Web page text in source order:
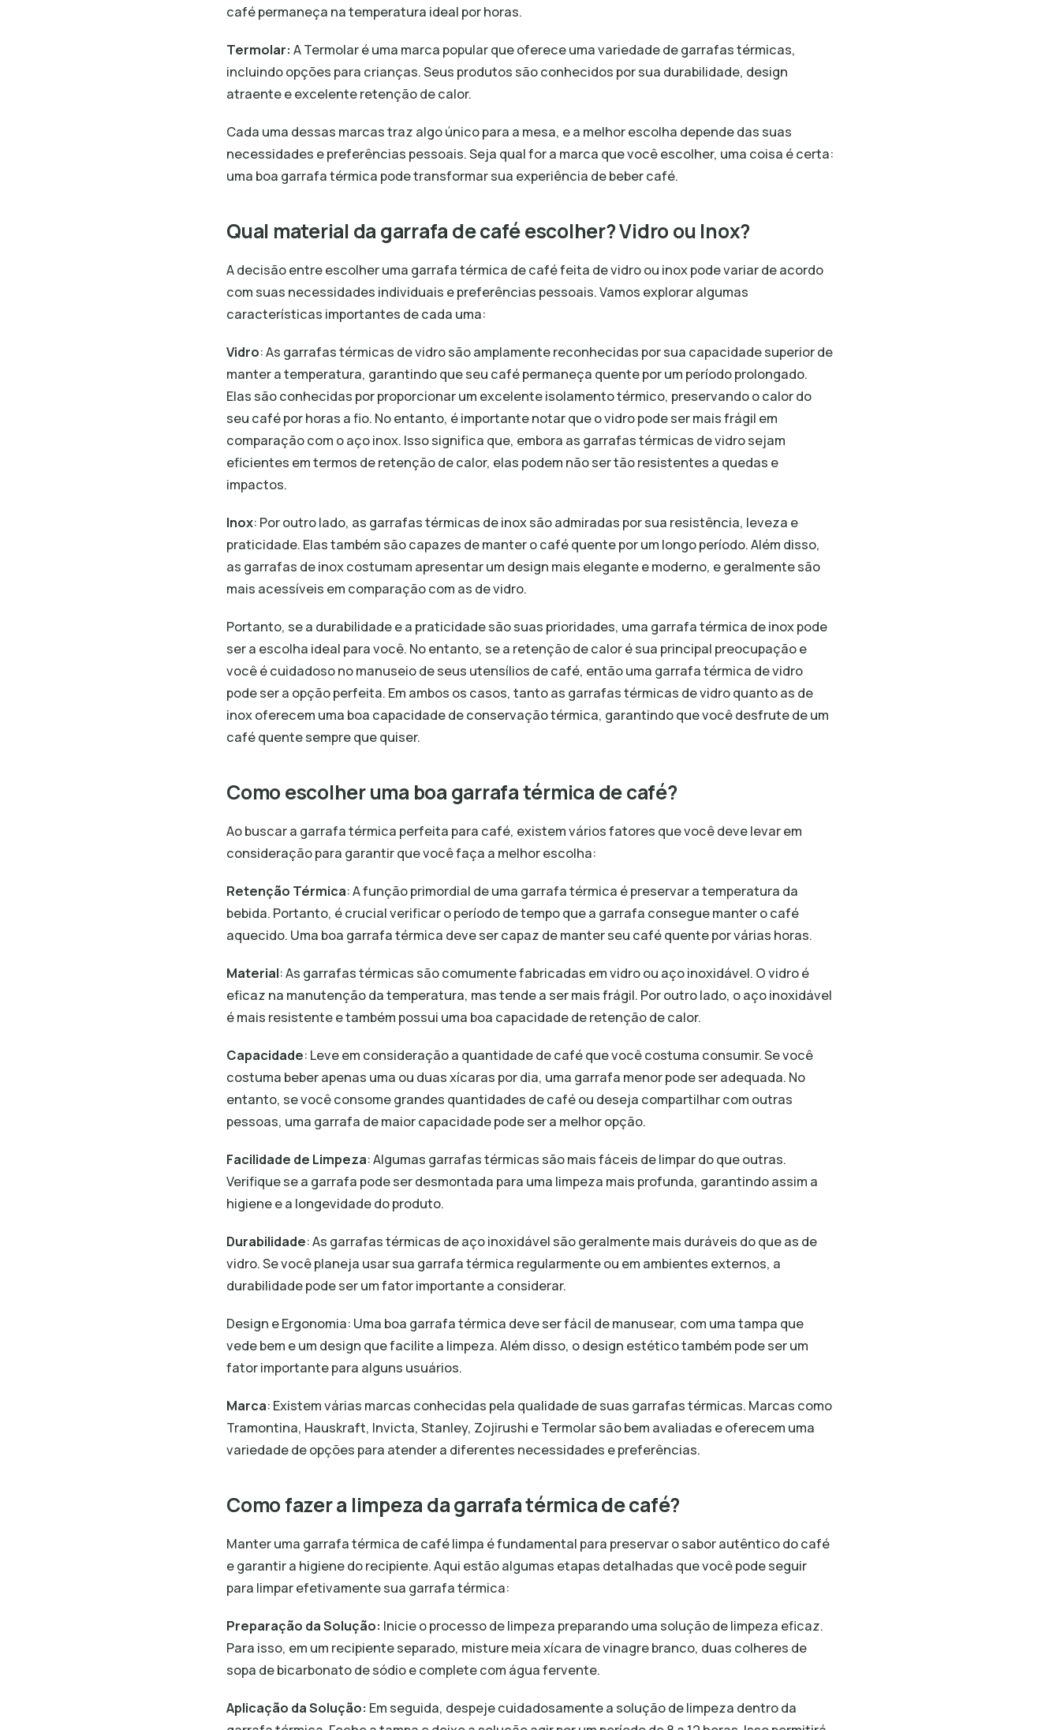
café permaneça na temperatura ideal por horas.
Termolar: A Termolar é uma marca popular que oferece uma variedade de garrafas térmicas,
incluindo opções para crianças. Seus produtos são conhecidos por sua durabilidade, design
atraente e excelente retenção de calor.
Cada uma dessas marcas traz algo único para a mesa, e a melhor escolha depende das suas
necessidades e preferências pessoais. Seja qual for a marca que você escolher, uma coisa é certa:
uma boa garrafa térmica pode transformar sua experiência de beber café.
Qual material da garrafa de café escolher? Vidro ou Inox?
A decisão entre escolher uma garrafa térmica de café feita de vidro ou inox pode variar de acordo
com suas necessidades individuais e preferências pessoais. Vamos explorar algumas
características importantes de cada uma:
Vidro: As garrafas térmicas de vidro são amplamente reconhecidas por sua capacidade superior de
manter a temperatura, garantindo que seu café permaneça quente por um período prolongado.
Elas são conhecidas por proporcionar um excelente isolamento térmico, preservando o calor do
seu café por horas a fio. No entanto, é importante notar que o vidro pode ser mais frágil em
comparação com o aço inox. Isso significa que, embora as garrafas térmicas de vidro sejam
eficientes em termos de retenção de calor, elas podem não ser tão resistentes a quedas e
impactos.
Inox: Por outro lado, as garrafas térmicas de inox são admiradas por sua resistência, leveza e
praticidade. Elas também são capazes de manter o café quente por um longo período. Além disso,
as garrafas de inox costumam apresentar um design mais elegante e moderno, e geralmente são
mais acessíveis em comparação com as de vidro.
Portanto, se a durabilidade e a praticidade são suas prioridades, uma garrafa térmica de inox pode
ser a escolha ideal para você. No entanto, se a retenção de calor é sua principal preocupação e
você é cuidadoso no manuseio de seus utensílios de café, então uma garrafa térmica de vidro
pode ser a opção perfeita. Em ambos os casos, tanto as garrafas térmicas de vidro quanto as de
inox oferecem uma boa capacidade de conservação térmica, garantindo que você desfrute de um
café quente sempre que quiser.
Como escolher uma boa garrafa térmica de café?
Ao buscar a garrafa térmica perfeita para café, existem vários fatores que você deve levar em
consideração para garantir que você faça a melhor escolha:
Retenção Térmica: A função primordial de uma garrafa térmica é preservar a temperatura da
bebida. Portanto, é crucial verificar o período de tempo que a garrafa consegue manter o café
aquecido. Uma boa garrafa térmica deve ser capaz de manter seu café quente por várias horas.
Material: As garrafas térmicas são comumente fabricadas em vidro ou aço inoxidável. O vidro é
eficaz na manutenção da temperatura, mas tende a ser mais frágil. Por outro lado, o aço inoxidável
é mais resistente e também possui uma boa capacidade de retenção de calor.
Capacidade: Leve em consideração a quantidade de café que você costuma consumir. Se você
costuma beber apenas uma ou duas xícaras por dia, uma garrafa menor pode ser adequada. No
entanto, se você consome grandes quantidades de café ou deseja compartilhar com outras
pessoas, uma garrafa de maior capacidade pode ser a melhor opção.
Facilidade de Limpeza: Algumas garrafas térmicas são mais fáceis de limpar do que outras.
Verifique se a garrafa pode ser desmontada para uma limpeza mais profunda, garantindo assim a
higiene e a longevidade do produto.
Durabilidade: As garrafas térmicas de aço inoxidável são geralmente mais duráveis do que as de
vidro. Se você planeja usar sua garrafa térmica regularmente ou em ambientes externos, a
durabilidade pode ser um fator importante a considerar.
Design e Ergonomia: Uma boa garrafa térmica deve ser fácil de manusear, com uma tampa que
vede bem e um design que facilite a limpeza. Além disso, o design estético também pode ser um
fator importante para alguns usuários.
Marca: Existem várias marcas conhecidas pela qualidade de suas garrafas térmicas. Marcas como
Tramontina, Hauskraft, Invicta, Stanley, Zojirushi e Termolar são bem avaliadas e oferecem uma
variedade de opções para atender a diferentes necessidades e preferências.
Como fazer a limpeza da garrafa térmica de café?
Manter uma garrafa térmica de café limpa é fundamental para preservar o sabor autêntico do café
e garantir a higiene do recipiente. Aqui estão algumas etapas detalhadas que você pode seguir
para limpar efetivamente sua garrafa térmica:
Preparação da Solução: Inicie o processo de limpeza preparando uma solução de limpeza eficaz.
Para isso, em um recipiente separado, misture meia xícara de vinagre branco, duas colheres de
sopa de bicarbonato de sódio e complete com água fervente.
Aplicação da Solução: Em seguida, despeje cuidadosamente a solução de limpeza dentro da